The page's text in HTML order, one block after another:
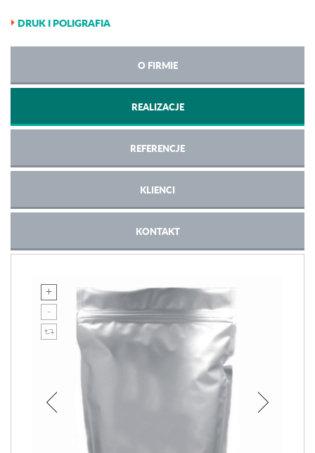
DRUK I POLIGRAFIA
O FIRMIE
REALIZACJE
REFERENCJE
KLIENCI
KONTAKT